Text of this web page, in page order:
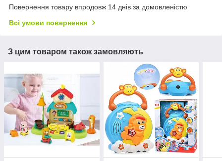
Повернення товару впродовж 14 днів за домовленістю
Всі умови повернення
З цим товаром також замовляють